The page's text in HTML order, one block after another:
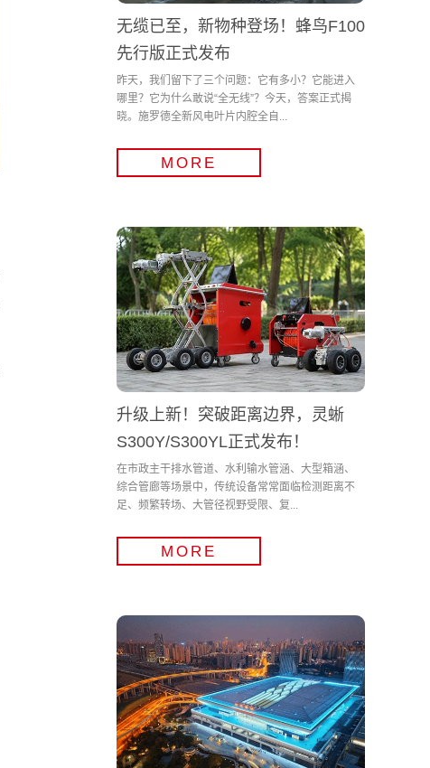
无缆已至，新物种登场！蜂鸟F100
先行版正式发布
昨天，我们留下了三个问题：它有多小？它能进入
哪里？它为什么敢说“全无线”？今天，答案正式揭
晓。施罗德全新风电叶片内腔全自...
MORE
升级上新！突破距离边界，灵蜥
S300Y/S300YL正式发布！
在市政主干排水管道、水利输水管涵、大型箱涵、
综合管廊等场景中，传统设备常常面临检测距离不
足、频繁转场、大管径视野受限、复...
MORE